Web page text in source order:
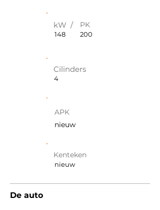
kW / PK
148 200
Cilinders
4
APK
nieuw
Kenteken
nieuw
De auto